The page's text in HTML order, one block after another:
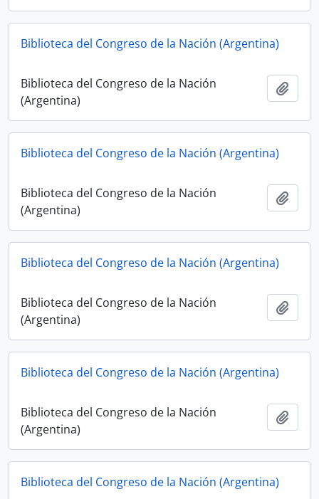
Biblioteca del Congreso de la Nación (Argentina)
Biblioteca del Congreso de la Nación
(Argentina)
Biblioteca del Congreso de la Nación (Argentina)
Biblioteca del Congreso de la Nación
(Argentina)
Biblioteca del Congreso de la Nación (Argentina)
Biblioteca del Congreso de la Nación
(Argentina)
Biblioteca del Congreso de la Nación (Argentina)
Biblioteca del Congreso de la Nación
(Argentina)
Biblioteca del Congreso de la Nación (Argentina)